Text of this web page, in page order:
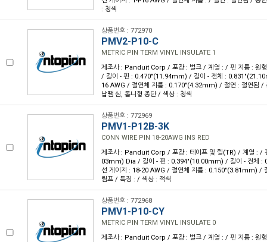
: 청색
상품번호 : 772970
PMV2-P10-C
METRIC PIN TERM VINYL INSULATE 1
제조사 : Panduit Corp / 포장 : 벌크 / 계열 : / 핀 지름 : 원
/ 길이 - 핀 : 0.470"(11.94mm) / 길이 - 전체 :
16 AWG / 절연체 지름 : 0.170"(4.32mm) / 절연 : 절연됨 /
납땜 심, 톱니형 종단 / 색상 : 청색
상품번호 : 772969
PMV1-P12B-3K
CONN WIRE PIN 18-20AWG INS RED
제조사 : Panduit Corp / 포장 : 테이프 및 릴(TR) / 계열 : /
03mm) Dia / 길이 - 핀 : 0.394"(10.00mm) / 길이 - 전체 :
선 게이지 : 18-20 AWG / 절연체 지름 : 0.150"(3.81mm) /
림프 / 특징 : / 색상 : 적색
상품번호 : 772968
PMV1-P10-CY
METRIC PIN TERM VINYL INSULATE 0
제조사 : Panduit Corp / 포장 : 벌크 / 계열 : / 핀 지름 : 원